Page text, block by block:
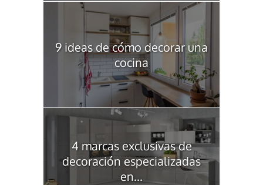
9 ideas de cómo decorar una
cocina
4 marcas exclusivas de
decoración especializadas
en...